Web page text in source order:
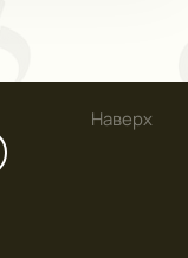
Наверх